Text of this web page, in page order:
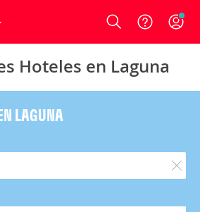
Login
Hoteles en Laguna
LAGUNA